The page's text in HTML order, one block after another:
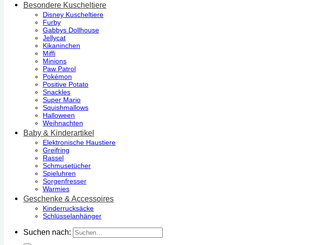
Besondere Kuscheltiere
Disney Kuscheltiere
Furby
Gabbys Dollhouse
Jellycat
Kikaninchen
Miffi
Minions
Paw Patrol
Pokémon
Positive Potato
Snackles
Super Mario
Squishmallows
Halloween
Weihnachten
Baby & Kinderartikel
Elektronische Haustiere
Greifring
Rassel
Schmusetücher
Spieluhren
Sorgenfresser
Warmies
Geschenke & Accessoires
Kinderrucksäcke
Schlüsselanhänger
Suchen nach: